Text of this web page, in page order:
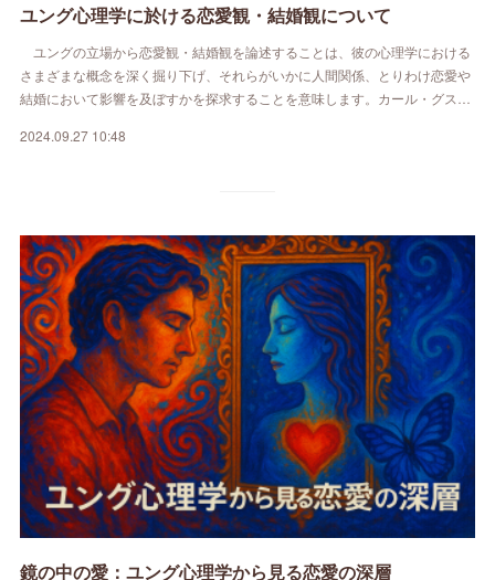
ユング心理学に於ける恋愛観・結婚観について
ユングの立場から恋愛観・結婚観を論述することは、彼の心理学における
さまざまな概念を深く掘り下げ、それらがいかに人間関係、とりわけ恋愛や
結婚において影響を及ぼすかを探求することを意味します。カール・グス…
2024.09.27 10:48
鏡の中の愛：ユング心理学から見る恋愛の深層